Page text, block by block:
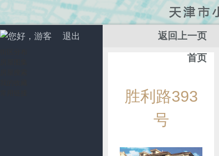
您好，游客 退出 返回上一页
首页
胜利路393
号